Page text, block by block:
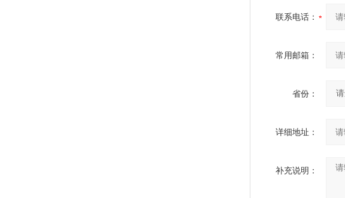
联系电话：
常用邮箱：
省份：
详细地址：
补充说明：